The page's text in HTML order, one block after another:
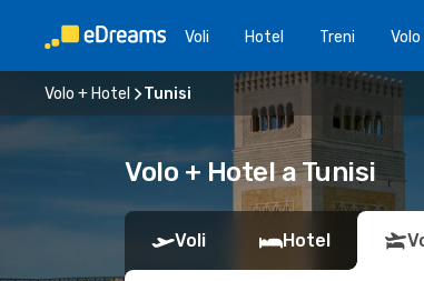
Voli Hotel Treni Volo
Volo + Hotel Tunisi
Volo + Hotel a Tunisi
Voli Hotel